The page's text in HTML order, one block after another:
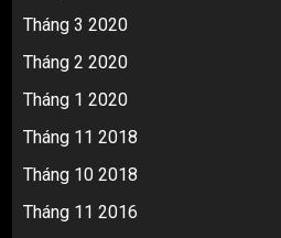
Tháng 3 2020
Tháng 2 2020
Tháng 1 2020
Tháng 11 2018
Tháng 10 2018
Tháng 11 2016